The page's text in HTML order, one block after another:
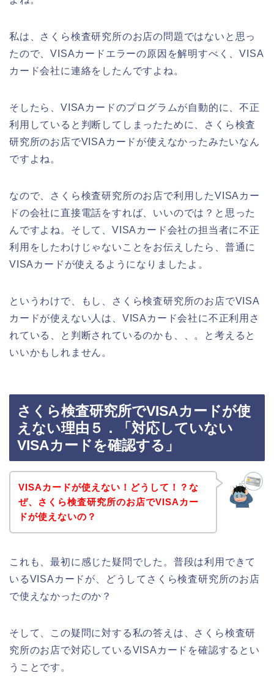
私は、さくら検査研究所のお店の問題ではないと思っ
たので、VISAカードエラーの原因を解明すべく、VISA
カード会社に連絡をしたんですよね。
そしたら、VISAカードのプログラムが自動的に、不正
利用していると判断してしまったために、さくら検査
研究所のお店でVISAカードが使えなかったみたいなん
ですよね。
なので、さくら検査研究所のお店で利用したVISAカー
ドの会社に直接電話をすれば、いいのでは？と思った
んですよね。そして、VISAカード会社の担当者に不正
利用をしたわけじゃないことをお伝えしたら、普通に
VISAカードが使えるようになりましたよ。
というわけで、もし、さくら検査研究所のお店でVISA
カードが使えない人は、VISAカード会社に不正利用さ
れている、と判断されているのかも、、。と考えると
いいかもしれません。
さくら検査研究所でVISAカードが使
えない理由５．「対応していない
VISAカードを確認する」
VISAカードが使えない！どうして！？な
ぜ、さくら検査研究所のお店でVISAカー
ドが使えないの？
これも、最初に感じた疑問でした。普段は利用できて
いるVISAカードが、どうしてさくら検査研究所のお店
で使えなかったのか？
そして、この疑問に対する私の答えは、さくら検査研
究所のお店で対応しているVISAカードを確認するとい
うことです。